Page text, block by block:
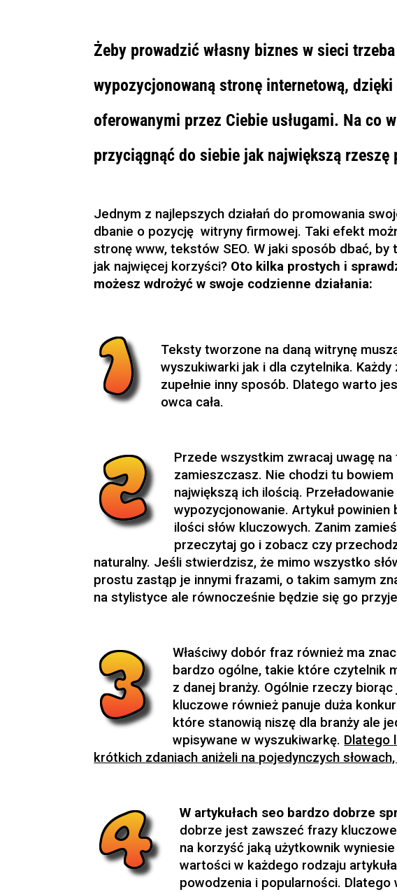
Żeby prowadzić własny biznes w sieci
wypozycjonowaną stronę internetową,
oferowanymi przez Ciebie usługami. Na co
przyciągnąć do siebie jak największą rzeszę
Jednym z najlepszych działań do promowania
dbanie o pozycję witryny firmowej. Taki efekt
stronę www, tekstów SEO. W jaki sposób dbać, by
jak najwięcej korzyści? Oto kilka prostych i
możesz wdrożyć w swoje codzienne działania:
Teksty tworzone na daną witrynę
wyszukiwarki jak i dla czytelnika.
zupełnie inny sposób. Dlatego warto
owca cała.
Przede wszystkim zwracaj uwagę
zamieszczasz. Nie chodzi tu
największą ich ilością.
wypozycjonowanie. Artykuł
ilości słów kluczowych. Zanim
przeczytaj go i zobacz czy
naturalny. Jeśli stwierdzisz, że mimo wszystko
prostu zastąp je innymi frazami, o takim samym
na stylistyce ale równocześnie będzie się go
Właściwy dobór fraz również ma
bardzo ogólne, takie które czytelnik
z danej branży. Ogólnie rzeczy
kluczowe również panuje duża
które stanowią niszę dla branży ale
wpisywane w wyszukiwarkę. Dlatego
krótkich zdaniach aniżeli na pojedynczych
W artykułach seo bardzo dobrze
dobrze jest zawszeć frazy
na korzyść jaką użytkownik
wartości w każdego rodzaju
powodzenia i popularności. Dlatego